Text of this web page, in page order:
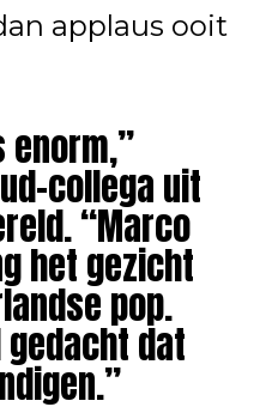
applaus ooit
enorm,”
collega uit
“Marco
het gezicht
pop.
gedacht dat